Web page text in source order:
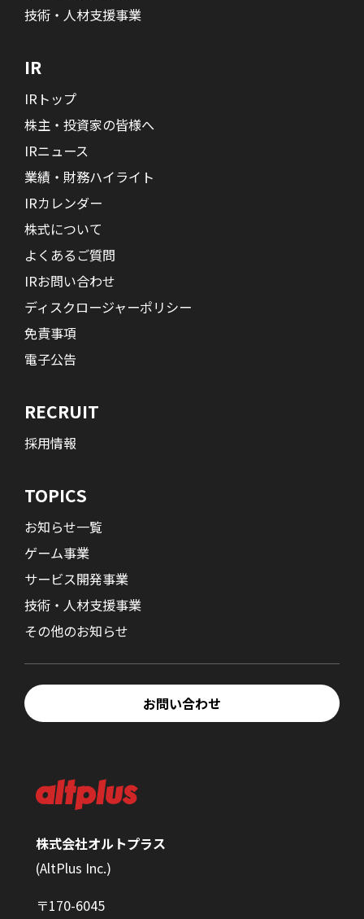
株式会社オルトプラス
(AltPlus Inc.)
〒170-6045
技術・人材支援事業
IR
IRトップ
株主・投資家の皆様へ
IRニュース
業績・財務ハイライト
IRカレンダー
株式について
よくあるご質問
IRお問い合わせ
ディスクロージャーポリシー
免責事項
電子公告
RECRUIT
採用情報
TOPICS
お知らせ一覧
ゲーム事業
サービス開発事業
技術・人材支援事業
その他のお知らせ
お問い合わせ